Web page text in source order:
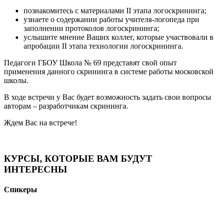
познакомитесь с материалами II этапа логоскрининга;
узнаете о содержании работы учителя-логопеда при
заполнении протоколов логоскрининга;
услышите мнение Ваших коллег, которые участвовали в
апробации II этапа технологии логоскрининга.
Педагоги ГБОУ Школа № 69 представят свой опыт
применения данного скрининга в системе работы московской
школы.
В ходе встречи у Вас будет возможность задать свои вопросы
авторам – разработчикам скрининга.
Ждем Вас на встрече!
КУРСЫ, КОТОРЫЕ ВАМ БУДУТ
ИНТЕРЕСНЫ
Спикеры